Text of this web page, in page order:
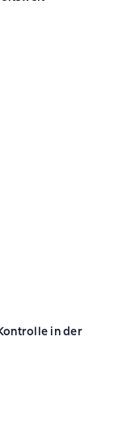
основе 0 оценок
основе 0 оценок
in der
основе 0 оценок